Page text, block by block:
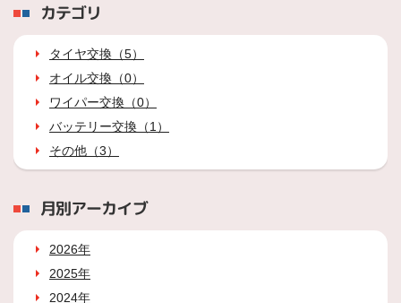
カテゴリ
タイヤ交換（5）
オイル交換（0）
ワイパー交換（0）
バッテリー交換（1）
その他（3）
月別アーカイブ
2026年
2025年
2024年